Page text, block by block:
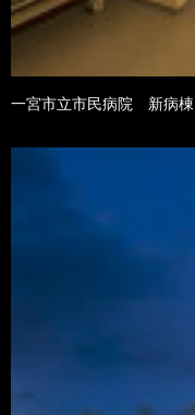
一宮市立市民病院 新病棟